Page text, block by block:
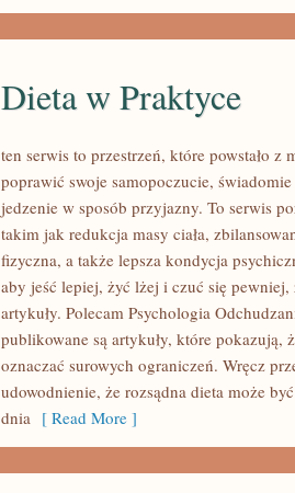
Dieta w Praktyce
ten serwis to przestrzeń, które powstało z
poprawić swoje samopoczucie,
jedzenie w sposób przyjazny. To serwis
takim jak redukcja masy ciała,
fizyczna, a także lepsza kondycja
aby jeść lepiej, żyć lżej i czuć się
artykuły. Polecam Psychologia
publikowane są artykuły, które pokazują,
oznaczać surowych ograniczeń. Wręcz
udowodnienie, że rozsądna dieta może
dnia [ Read More ]